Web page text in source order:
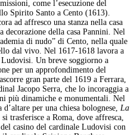
come l’esecuzione del
Spirito Santo a Cento (1613).
ad affresco una stanza nella casa
della casa Pannini. Nel
di nudo” di Cento, nella quale
dal vivo. Nel 1617-1618 lavora a
Un breve soggiorno a
per un approfondimento del
gran parte del 1619 a Ferrara,
Jacopo Serra, che lo incoraggia a
più dinamiche e monumentali. Nel
per una chiesa bolognese, La
trasferisce a Roma, dove affresca,
casino del cardinale Ludovisi con